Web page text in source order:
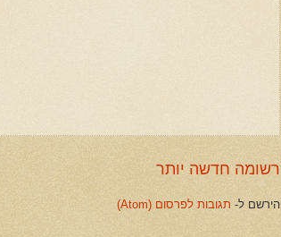
רשומה חדשה יותר
הירשם ל- תגובות לפרסום (Atom)